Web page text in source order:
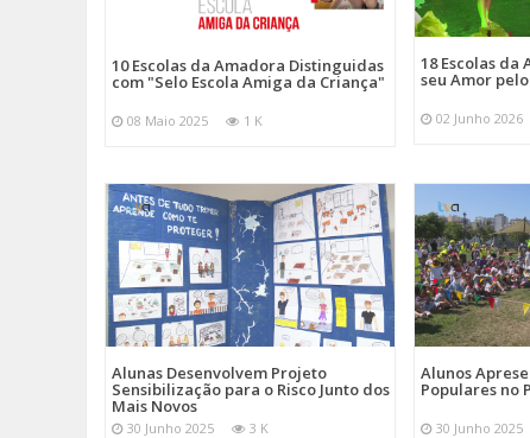
10 Escolas da Amadora Distinguidas
com "Selo Escola Amiga da Criança"
08 Maio 2025 1 K
18 Escolas
seu Amor
02 Junho 2026
Alunas Desenvolvem Projeto
Sensibilização para o Risco Junto dos
Mais Novos
30 Junho 2025 3 K
Alunos
Populares no
30 Junho 2025